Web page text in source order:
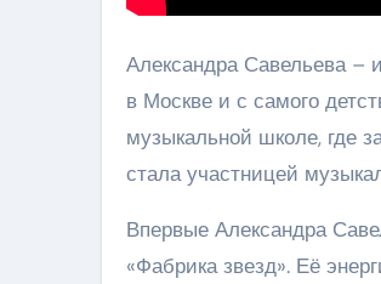
Александра Савельева –
в Москве и с самого
музыкальной школе, где
стала участницей
Впервые Александра
«Фабрика звезд». Её